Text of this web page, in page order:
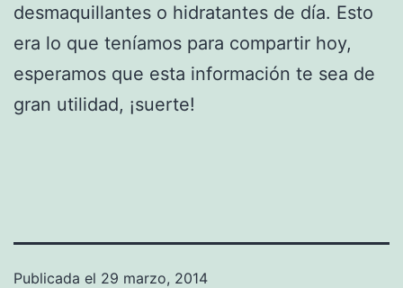
desmaquillantes o hidratantes de día. Esto
era lo que teníamos para compartir hoy,
esperamos que esta información te sea de
gran utilidad, ¡suerte!
Publicada el 29 marzo, 2014